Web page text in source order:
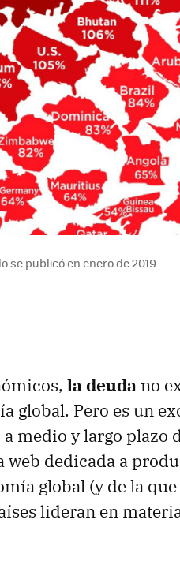
se publicó en enero de 2019
la deuda no
global. Pero es un
medio y largo plazo
web dedicada a
global (y de la
lideran en